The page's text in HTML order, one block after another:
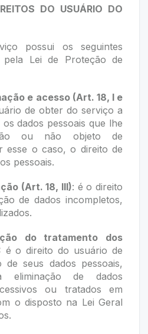
DO USUÁRIO DO
possui os seguintes
pela Lei de Proteção de
e acesso (Art. 18, I e
de obter do serviço a
dados pessoais que lhe
ou não objeto de
esse o caso, o direito de
pessoais.
(Art. 18, III): é o direito
de dados incompletos,
do tratamento dos
é o direito do usuário de
seus dados pessoais,
eliminação de dados
ou tratados em
o disposto na Lei Geral